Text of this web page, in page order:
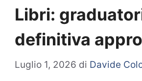
Libri:
definitiva
Luglio 1, 2026 di Davide